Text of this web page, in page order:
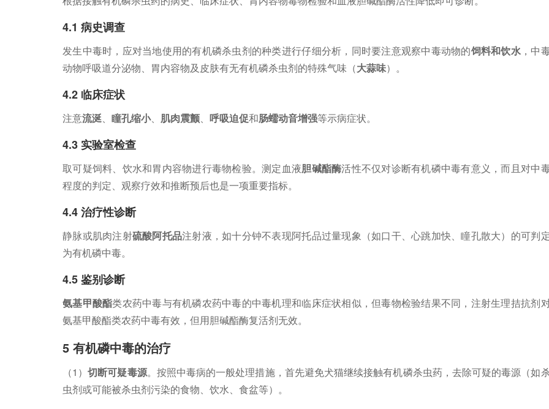
4.1 病史调查
发生中毒时，应对当地使用的有机磷杀虫剂的种类进行仔细分析，同时要注意观察中毒动物的饲料和饮水 ，中
动物呼吸道分泌物、胃内容物及皮肤有无有机磷杀虫剂的特殊气味（大蒜味）。
4.2 临床症状
注意流涎、 瞳孔缩小、 肌肉震颤、 呼吸迫促和肠蠕动音增强等示病症状。
4.3 实验室检查
取可疑饲料、饮水和胃内容物进行毒物检验。测定血液胆碱酯酶活性不仅对诊断有机磷中毒有意义，而且对中
程度的判定、观察疗效和推断预后也是一项重要指标。
4.4 治疗性诊断
静脉或肌肉注射硫酸阿托品注射液，如十分钟不表现阿托品过量现象（如口干、心跳加快、瞳孔散大）的可判
为有机磷中毒。
4.5 鉴别诊断
氨基甲酸酯类农药中毒与有机磷农药中毒的中毒机理和临床症状相似，但毒物检验结果不同，注射生理拮抗剂
氨基甲酸酯类农药中毒有效，但用胆碱酯酶复活剂无效。
5 有机磷中毒的治疗
（1）切断可疑毒源。按照中毒病的一般处理措施，首先避免犬猫继续接触有机磷杀虫药，去除可疑的毒源（如
虫剂或可能被杀虫剂污染的食物、饮水、食盆等）。